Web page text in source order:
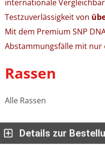
internationale
Testzuverlässigkeit von
Mit dem Premium SNP
Abstammungsfälle mit nur
Rassen
Alle Rassen
Details zur